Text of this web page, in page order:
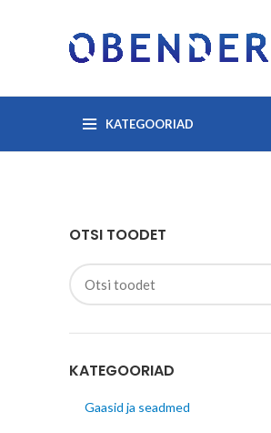
KATEGOORIAD
OTSI TOODET
KATEGOORIAD
Gaasid ja seadmed